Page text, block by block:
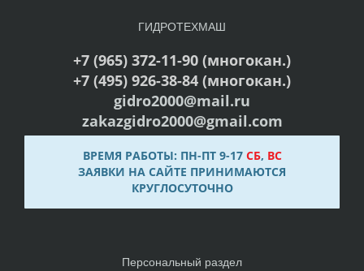
ГИДРОТЕХМАШ
+7 (965) 372-11-90 (многокан.)
+7 (495) 926-38-84 (многокан.)
gidro2000@mail.ru
zakazgidro2000@gmail.com
ВРЕМЯ РАБОТЫ: ПН-ПТ 9-17 СБ, ВС
ЗАЯВКИ НА САЙТЕ ПРИНИМАЮТСЯ
КРУГЛОСУТОЧНО
Персональный раздел